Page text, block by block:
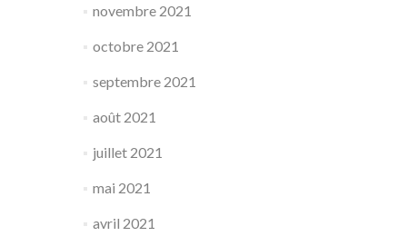
novembre 2021
octobre 2021
septembre 2021
août 2021
juillet 2021
mai 2021
avril 2021